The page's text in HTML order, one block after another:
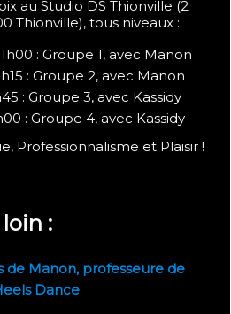
au Studio DS Thionville (2
Thionville), tous niveaux :
: Groupe 1, avec Manon
: Groupe 2, avec Manon
: Groupe 3, avec Kassidy
: Groupe 4, avec Kassidy
Professionnalisme et Plaisir !
:
de Manon, professeure de
Dance